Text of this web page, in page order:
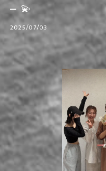
💫
2025/07/03